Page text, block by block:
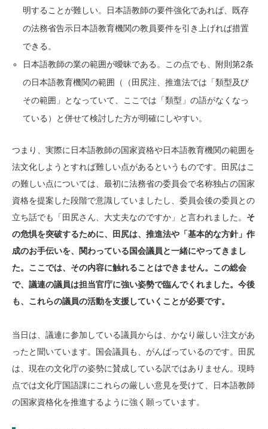
明することが難しい。日本語教師の要件強化であれば、既存
の法務省告示日本語教育機関の教員要件を引き上げれば措置
できる。
日本語教師の業の範囲が曖昧である。この点でも、附則第2条
の日本語教育機関の範囲（（田尻注、推進法では「類型及び
その範囲」となっていて、ここでは「類型」の語がなくなっ
ている）と併せて検討した方が明確にしやすい。
つまり、実際に日本語教師の国家資格や日本語教育機関の範囲を
法文化しようとすれば難しい点があるというものです。田尻はこ
の難しい点については、最初に法務省の委員会で名称独占の国家
資格を提案した段階で意識していましたし、委員会後の委員との
立ち話でも「田尻さん、大丈夫なのですか」と言われました。 そ
の危惧を突破するために、田尻は、推進法や「基本的な方針」作
成のお手伝いを、関わっている国会議員と一緒にやってきまし
た。ここでは、その内容に触れることはできません。この総会
で、議連の議員は担当官庁に強い姿勢で臨んでくれました。今後
も、これらの議員の活動を支援していくことが必要です。
当日は、議連に参加している議員からは、かなり厳しい注文があ
ったと聞いています。国会議員も、がんばっているのです。田尻
は、現在の文化庁の姿勢に賛成している訳ではありません。現時
点では文化庁国語課にこれらの厳しい意見を受けて、日本語教師
の国家資格化を推進するように強く願っています。